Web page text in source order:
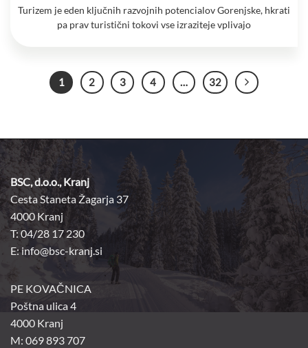
Turizem je eden ključnih razvojnih potencialov Gorenjske, hkrati
pa prav turistični tokovi vse izraziteje vplivajo
1 2 3 4 … 32
BSC, d.o.o., Kranj
Cesta Staneta Žagarja 37
4000 Kranj
T: 04/28 17 230
E:info@bsc-kranj.si
PE KOVAČNICA
Poštna ulica 4
4000 Kranj
M: 069 893 707